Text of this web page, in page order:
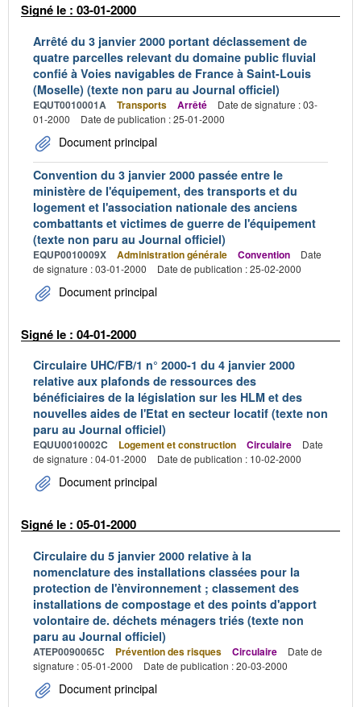
Signé le : 03-01-2000
Arrêté du 3 janvier 2000 portant déclassement de
quatre parcelles relevant du domaine public fluvial
confié à Voies navigables de France à Saint-Louis
(Moselle) (texte non paru au Journal officiel)
EQUT0010001A Transports Arrêté
Date de signature : 03-
01-2000
Date de publication : 25-01-2000
Document principal
Convention du 3 janvier 2000 passée entre le
ministère de l'équipement, des transports et du
logement et l'association nationale des anciens
combattants et victimes de guerre de l'équipement
(texte non paru au Journal officiel)
EQUP0010009X Administration générale Convention
Date
de signature : 03-01-2000
Date de publication : 25-02-2000
Document principal
Signé le : 04-01-2000
Circulaire UHC/FB/1 n° 2000-1 du 4 janvier 2000
relative aux plafonds de ressources des
bénéficiaires de la législation sur les HLM et des
nouvelles aides de l'Etat en secteur locatif (texte non
paru au Journal officiel)
EQUU0010002C Logement et construction Circulaire
Date
de signature : 04-01-2000
Date de publication : 10-02-2000
Document principal
Signé le : 05-01-2000
Circulaire du 5 janvier 2000 relative à la
nomenclature des installations classées pour la
protection de l'ènvironnement ; classement des
installations de compostage et des points d'apport
volontaire de. déchets ménagers triés (texte non
paru au Journal officiel)
ATEP0090065C Prévention des risques Circulaire
Date de
signature : 05-01-2000
Date de publication : 20-03-2000
Document principal